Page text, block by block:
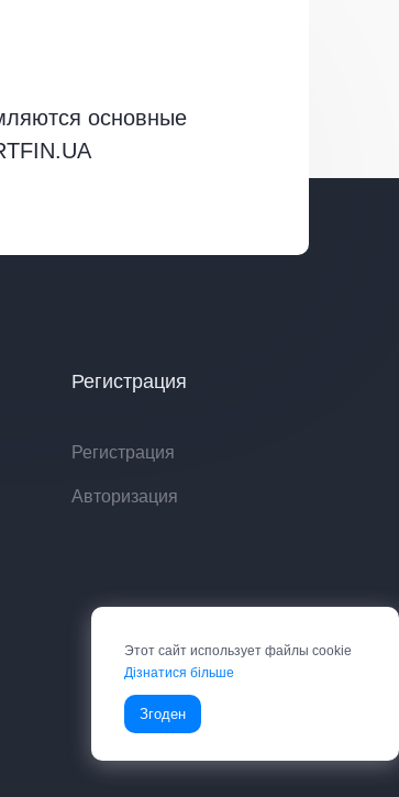
основные
Регистрация
Регистрация
Авторизация
Этот сайт использует файлы cookie
Дізнатися більше
Згоден